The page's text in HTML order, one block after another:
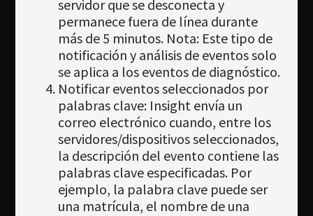
servidor que se desconecta y
permanece fuera de línea durante
más de 5 minutos. Nota: Este tipo de
notificación y análisis de eventos solo
se aplica a los eventos de diagnóstico.
Notificar eventos seleccionados por
palabras clave: Insight envía un
correo electrónico cuando, entre los
servidores/dispositivos seleccionados,
la descripción del evento contiene las
palabras clave especificadas. Por
ejemplo, la palabra clave puede ser
una matrícula, el nombre de una